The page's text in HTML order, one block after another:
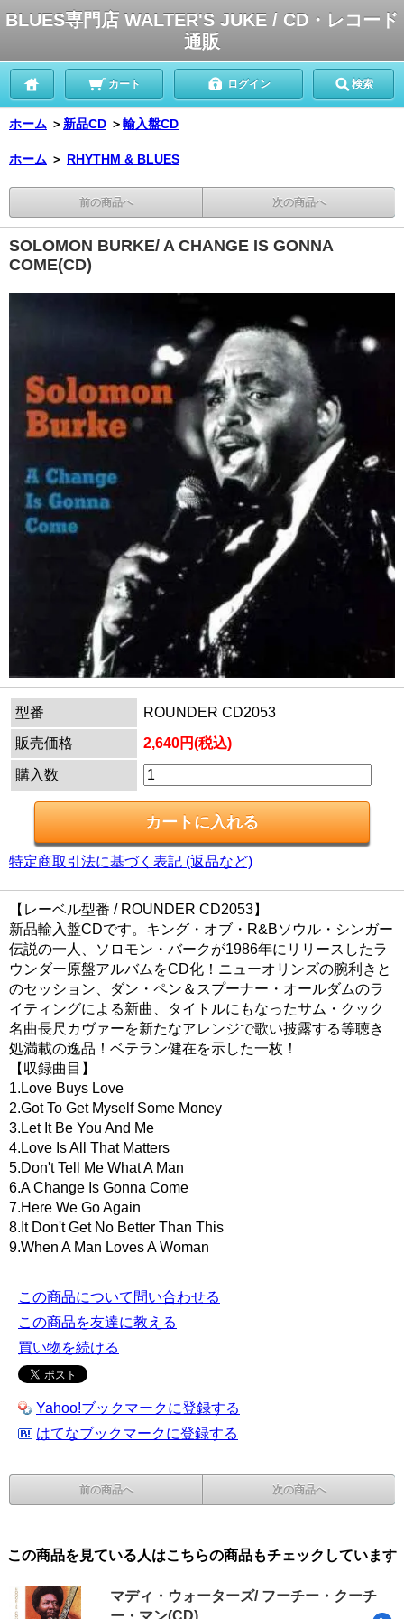
BLUES専門店 WALTER'S JUKE / CD・レコード
通販
カート ログイン 検索
ホーム ＞ 新品CD ＞輸入盤CD
ホーム ＞ RHYTHM & BLUES
前の商品へ 次の商品へ
SOLOMON BURKE/ A CHANGE IS GONNA
COME(CD)
型番
ROUNDER CD2053
販売価格
2,640円(税込)
購入数
特定商取引法に基づく表記 (返品など)
【レーベル型番 / ROUNDER CD2053】
新品輸入盤CDです。キング・オブ・R&Bソウル・シンガー
伝説の一人、ソロモン・バークが1986年にリリースしたラ
ウンダー原盤アルバムをCD化！ニューオリンズの腕利きと
のセッション、ダン・ペン＆スプーナー・オールダムのラ
イティングによる新曲、タイトルにもなったサム・クック
名曲長尺カヴァーを新たなアレンジで歌い披露する等聴き
処満載の逸品！ベテラン健在を示した一枚！
【収録曲目】
1.Love Buys Love
2.Got To Get Myself Some Money
3.Let It Be You And Me
4.Love Is All That Matters
5.Don't Tell Me What A Man
6.A Change Is Gonna Come
7.Here We Go Again
8.It Don't Get No Better Than This
9.When A Man Loves A Woman
この商品について問い合わせる
この商品を友達に教える
買い物を続ける
Yahoo!ブックマークに登録する
はてなブックマークに登録する
前の商品へ 次の商品へ
この商品を見ている人はこちらの商品もチェックしています
マディ・ウォーターズ/ フーチー・クーチ
ー・マン(CD)